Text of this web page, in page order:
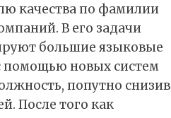
качества по фамилии
В его задачи
большие языковые
помощью новых систем
попутно снизив
После того как